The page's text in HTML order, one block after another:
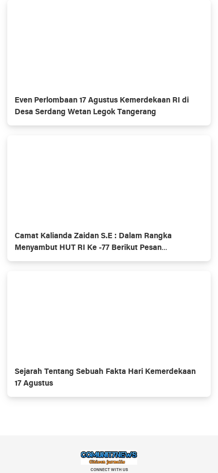
Even Perlombaan 17 Agustus Kemerdekaan RI di
Desa Serdang Wetan Legok Tangerang
Camat Kalianda Zaidan S.E : Dalam Rangka
Menyambut HUT RI Ke -77 Berikut Pesan
Ucapannya
Sejarah Tentang Sebuah Fakta Hari Kemerdekaan
17 Agustus
CONNECT WITH US